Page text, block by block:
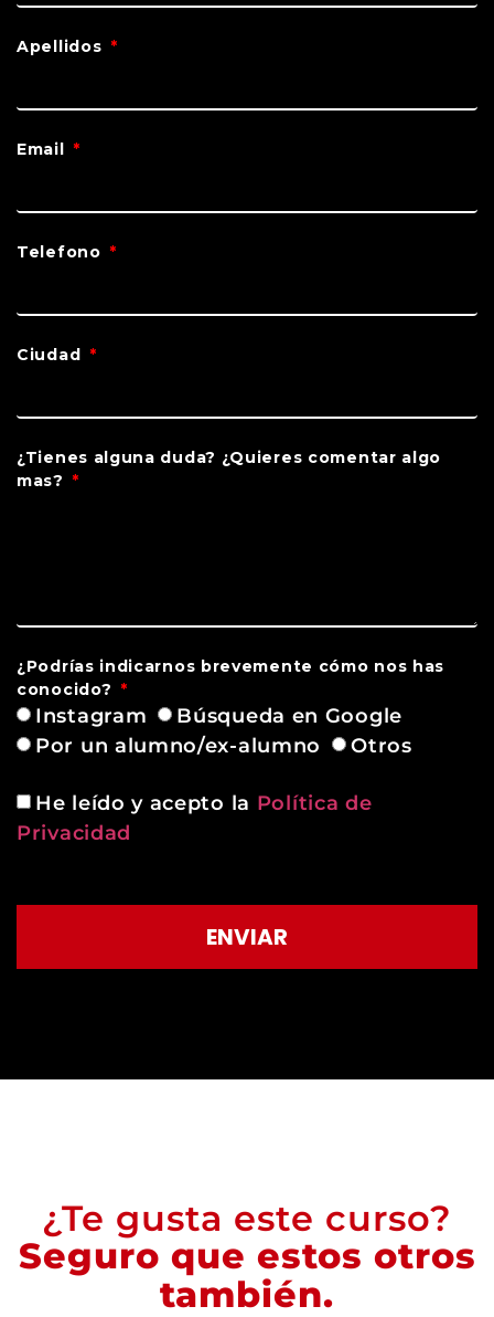
Apellidos
Email
Telefono
Ciudad
¿Tienes alguna duda? ¿Quieres comentar algo
mas?
¿Podrías indicarnos brevemente cómo nos has
conocido?
Instagram
Búsqueda en Google
Por un alumno/ex-alumno
Otros
He leído y acepto la Política de
Privacidad
ENVIAR
¿Te gusta este curso?
Seguro que estos otros
también.